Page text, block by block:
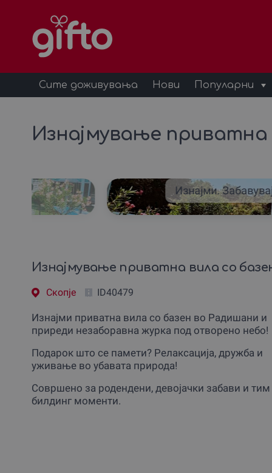
Сите доживувања Нови Популарни
Изнајмување приватна
Изнајми.
Изнајмување приватна вила со
Скопjе ID40479
Изнајми приватна вила со базен во Радишани и
приреди незаборавна журка под отворено небо!
Подарок што се памети? Релаксација, дружба и
уживање во убавата природа!
Совршено за родендени, девојачки забави и тим
билдинг моменти.